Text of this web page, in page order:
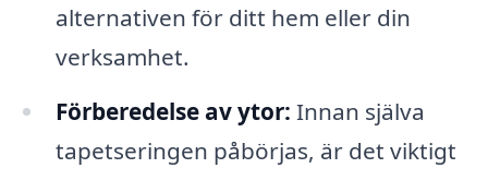
alternativen för ditt hem eller din
verksamhet.
Förberedelse av ytor: Innan själva
tapetseringen påbörjas, är det viktigt